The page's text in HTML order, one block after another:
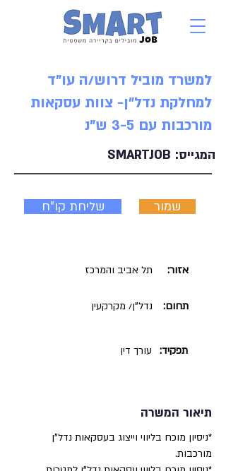
למשרד מוביל דרוש/ה עו"ד
למחלקת נדל"ן- צוות עסקאות
מורכבות עם 3-5 ש"נ
SMARTJOB המגייס:
שליחת קו"ח שמור
תל אביב והמרכז אזור:
נדל"ן/ מקרקעין תחום:
עורך דין תפקיד:
תיאור המשרה
*ניסיון מוכח בליווי וייצוג בעסקאות נדל"ן
מורכבות.